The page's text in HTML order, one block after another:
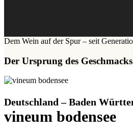
Dem Wein auf der Spur – seit
Der Ursprung des Geschmacks
Deutschland – Baden
vineum bodensee